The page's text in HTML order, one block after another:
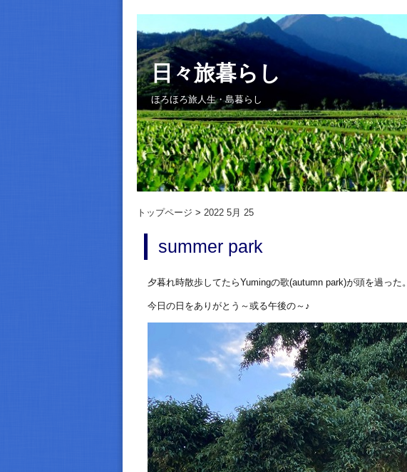
日々旅暮らし
ほろほろ旅人生・島暮らし
トップページ 2022 5月 25
summer park
夕暮れ時散歩してたらYumingの歌(autumn park)が頭を過った。
今日の日をありがとう～或る午後の～♪